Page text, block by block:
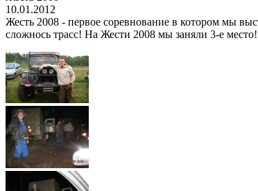
10.01.2012
Жесть 2008 - первое соревнование в котором мы
сложнось трасс! На Жести 2008 мы заняли 3-е место!